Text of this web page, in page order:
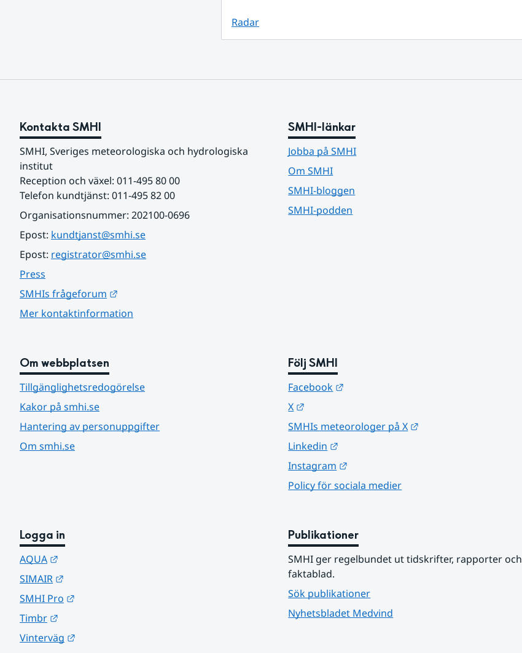
Radar
Kontakta SMHI
SMHI, Sveriges meteorologiska och hydrologiska
institut
Reception och växel: 011-495 80 00
Telefon kundtjänst: 011-495 82 00
Organisationsnummer: 202100-0696
Epost: kundtjanst@smhi.se
Epost: registrator@smhi.se
Press
SMHIs frågeforum
Mer kontaktinformation
SMHI-länkar
Jobba på SMHI
Om SMHI
SMHI-bloggen
SMHI-podden
Om webbplatsen
Tillgänglighetsredogörelse
Kakor på smhi.se
Hantering av personuppgifter
Om smhi.se
Följ SMHI
Facebook
X
SMHIs meteorologer på X
Linkedin
Instagram
Policy för sociala medier
Logga in
AQUA
SIMAIR
SMHI Pro
Timbr
Vinterväg
Publikationer
SMHI ger regelbundet ut tidskrifter, rapporter och
faktablad.
Sök publikationer
Nyhetsbladet Medvind